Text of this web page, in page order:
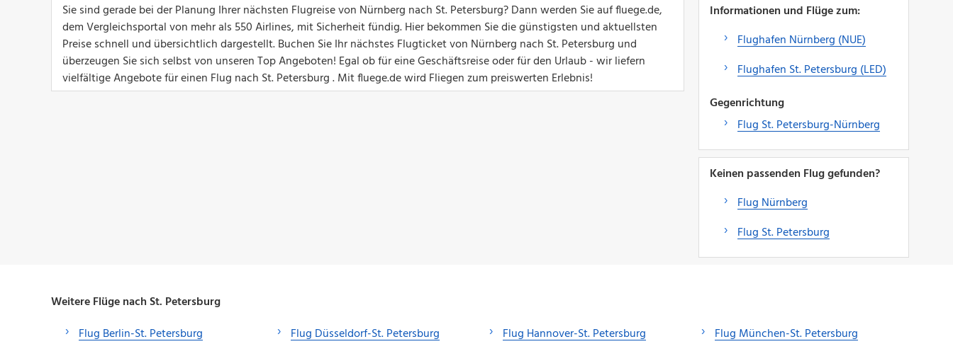
Sie sind gerade bei der Planung Ihrer nächsten Flugreise von Nürnberg nach St. Petersburg? Dann werden Sie auf fluege.de,
dem Vergleichsportal von mehr als 550 Airlines, mit Sicherheit fündig. Hier bekommen Sie die günstigsten und aktuellsten
Preise schnell und übersichtlich dargestellt. Buchen Sie Ihr nächstes Flugticket von Nürnberg nach St. Petersburg und
überzeugen Sie sich selbst von unseren Top Angeboten! Egal ob für eine Geschäftsreise oder für den Urlaub - wir liefern
vielfältige Angebote für einen Flug nach St. Petersburg . Mit fluege.de wird Fliegen zum preiswerten Erlebnis!
Informationen und Flüge zum:
Flughafen Nürnberg (NUE)
Flughafen St. Petersburg (LED)
Gegenrichtung
Flug St. Petersburg-Nürnberg
Keinen passenden Flug gefunden?
Flug Nürnberg
Flug St. Petersburg
Weitere Flüge nach St. Petersburg
Flug Berlin-St. Petersburg
Flug Düsseldorf-St. Petersburg
Flug Hannover-St. Petersburg
Flug München-St. Petersburg